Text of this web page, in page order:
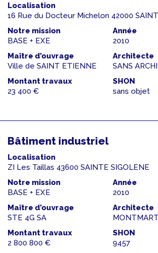
Localisation
16 Rue du Docteur Michelon 42000
Notre mission
BASE + EXE
Année
2010
Maître d’ouvrage
Ville de SAINT ETIENNE
Architecte
SANS
Montant travaux
23 400 €
SHON
sans objet
Bâtiment industriel
Localisation
ZI Les Taillas 43600 SAINTE SIGOLENE
Notre mission
BASE + EXE
Année
2010
Maître d’ouvrage
STE 4G SA
Architecte
Montant travaux
2 800 800 €
SHON
9457